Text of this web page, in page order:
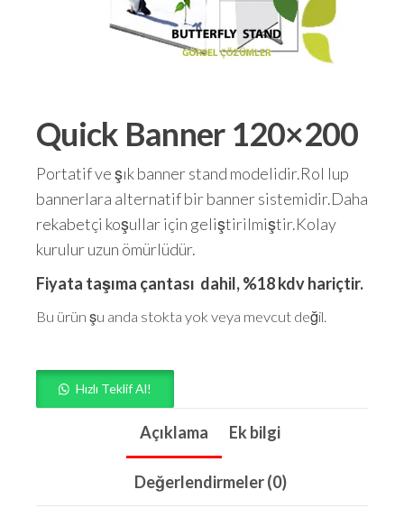
Quick Banner 120×200
Portatif ve şık banner stand modelidir.Rol lup
bannerlara alternatif bir banner sistemidir.Daha
rekabetçi koşullar için geliştirilmiştir.Kolay
kurulur uzun ömürlüdür.
Fiyata taşıma çantası dahil, %18 kdv hariçtir.
Bu ürün şu anda stokta yok veya mevcut değil.
Hızlı Teklif Al!
Açıklama Ek bilgi
Değerlendirmeler (0)